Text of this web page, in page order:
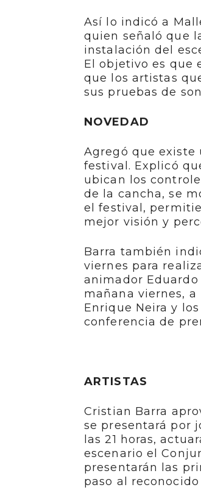
Así lo indicó a
quien señaló que
instalación del
El objetivo es que
que los artistas
sus pruebas de
NOVEDAD
Agregó que existe
festival. Explicó
ubican los
de la cancha, se
el festival,
mejor visión y
Barra también
viernes para
animador
mañana viernes,
Enrique Neira y
conferencia de
ARTISTAS
Cristian Barra
se presentará por
las 21 horas,
escenario el
presentarán las
paso al